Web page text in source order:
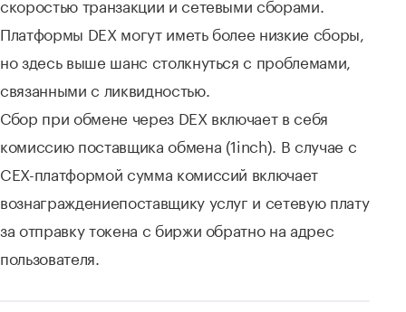
Платформы DEX могут иметь более низкие сборы,
но здесь выше шанс столкнуться с проблемами,
связанными с ликвидностью.
Сбор при обмене через DEX включает в себя
комиссию поставщика обмена (1inch). В случае с
CEX-платформой сумма комиссий включает
вознаграждениепоставщику услуг и сетевую плату
за отправку токена с биржи обратно на адрес
пользователя.